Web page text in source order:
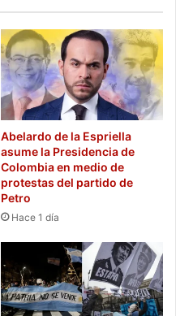
Abelardo de la Espriella
asume la Presidencia de
Colombia en medio de
protestas del partido de
Petro
Hace 1 día